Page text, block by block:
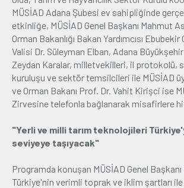
MÜSİAD Adana Şubesi ev sahipliğinde
etkinliğe, MÜSİAD Genel Başkanı Mahmut
Orman Bakanlığı Bakan Yardımcısı
Valisi Dr. Süleyman Elban, Adana
Zeydan Karalar, milletvekilleri, il protokolü,
kuruluşu ve sektör temsilcileri ile MÜSİAD
ve Orman Bakanı Prof. Dr. Vahit Kirişci ise
Zirvesine telefonla bağlanarak misafirlere
"Yerli ve milli tarım teknolojileri
seviyeye taşıyacak"
Programda konuşan MÜSİAD Genel
Türkiye'nin verimli toprak ve iklim şartları ile